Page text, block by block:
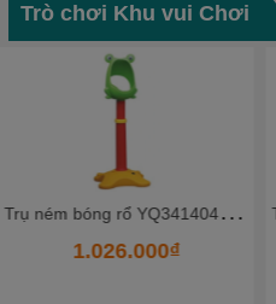
Trò chơi Khu vui Chơi
T
rụ ném bóng rổ YQ341404_3 - HKCBR9
1.026.000₫